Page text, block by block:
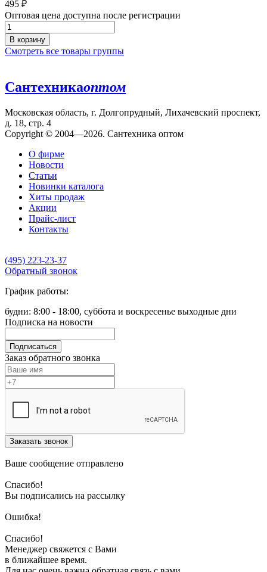
495 ₽
Оптовая цена доступна после регистрации
В корзину
Смотреть все товары группы
Сантехникаоптом
Московская область, г. Долгопрудный, Лихачевский проспект,
д. 18, стр. 4
Copyright © 2004—2026. Сантехника оптом
О фирме
Новости
Статьи
Новинки каталога
Хиты продаж
Акции
Прайс-лист
Контакты
(495) 223-23-37
Обратный звонок
График работы:
будни: 8:00 - 18:00, суббота и воскресенье выходные дни
Подписка на новости
Подписаться
Заказ обратного звонка
Заказать звонок
Ваше сообщение отправлено
Спасибо!
Вы подписались на рассылку
Ошибка!
Спасибо!
Менеджер свяжется с Вами
в ближайшее время.